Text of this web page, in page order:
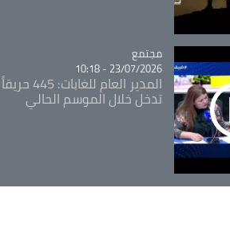
Catégorie
مجتمع
23/07/2026 - 10:18
تدخل خلال الموسم الحالي